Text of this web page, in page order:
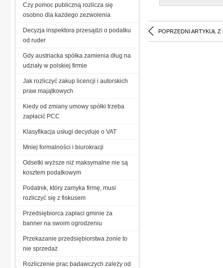
POPRZEDNI ARTYKUŁ Z
Czy pomoc publiczną rozlicza się
osobno dla każdego zezwolenia
Decyzja inspektora przesądzi o podatku
od ruder
Gdy austriacka spółka zamienia dług na
udziały w polskiej firmie
Jak rozliczyć zakup licencji i autorskich
praw majątkowych
Kiedy od zmiany umowy spółki trzeba
zapłacić PCC
Klasyfikacja usługi decyduje o VAT
Mniej formalności i biurokracji
Odsetki wyższe niż maksymalne nie są
kosztem podatkowym
Podatnik, który zamyka firmę, musi
rozliczyć się z fiskusem
Przedsiębiorca zapłaci gminie za
banner na swoim ogrodzeniu
Przekazanie przedsiębiorstwa żonie to
nie sprzedaż
Rozliczenie prac badawczych zależy od